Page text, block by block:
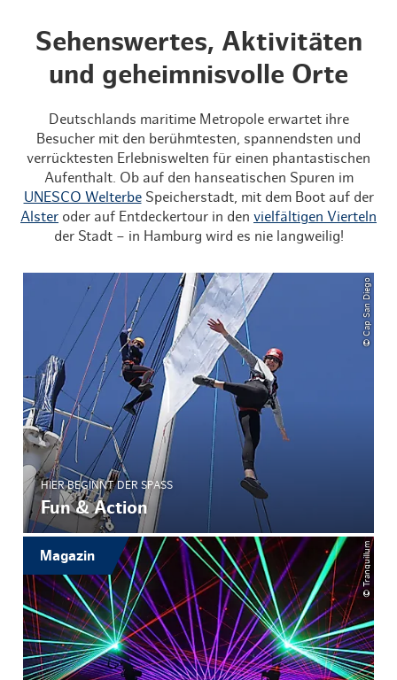
Sehenswertes, Aktivitäten
und geheimnisvolle Orte
Deutschlands maritime Metropole erwartet ihre
Besucher mit den berühmtesten, spannendsten und
verrücktesten Erlebniswelten für einen phantastischen
Aufenthalt. Ob auf den hanseatischen Spuren im
UNESCO WelterbeSpeicherstadt, mit dem Boot auf der
Alster oder auf Entdeckertour in den vielfältigen Vierteln
der Stadt – in Hamburg wird es nie langweilig!
© Cap San Diego
HIER BEGINNT DER SPASS
Fun & Action
© Tranquillum
Magazin